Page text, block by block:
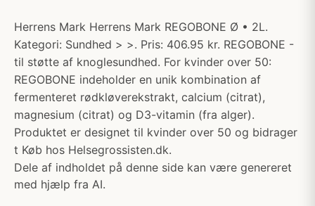
Herrens Mark Herrens Mark REGOBONE Ø • 2L.
Kategori: Sundhed > >. Pris: 406.95 kr. REGOBONE -
til støtte af knoglesundhed. For kvinder over 50:
REGOBONE indeholder en unik kombination af
fermenteret rødkløverekstrakt, calcium (citrat),
magnesium (citrat) og D3-vitamin (fra alger).
Produktet er designet til kvinder over 50 og bidrager
t Køb hos Helsegrossisten.dk.
Dele af indholdet på denne side kan være genereret
med hjælp fra AI.